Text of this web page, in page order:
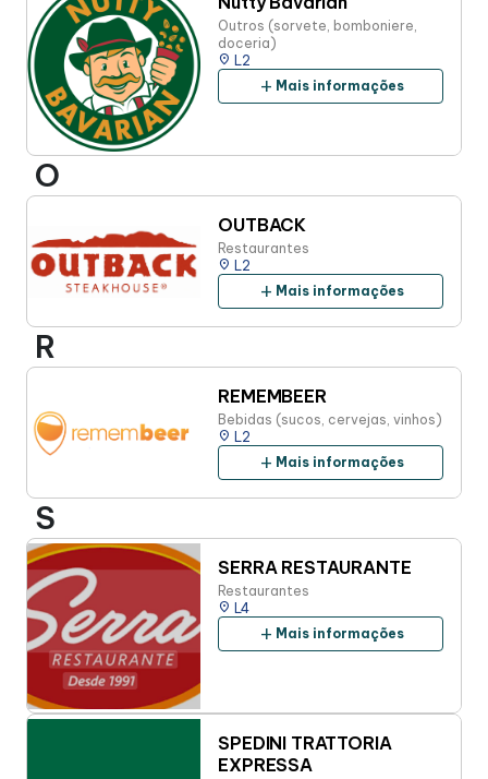
Outros (sorvete, bomboniere,
doceria)
place L2
add Mais informações
O
OUTBACK
Restaurantes
place L2
add Mais informações
R
REMEMBEER
Bebidas (sucos, cervejas, vinhos)
place L2
add Mais informações
S
SERRA RESTAURANTE
Restaurantes
place L4
add Mais informações
SPEDINI TRATTORIA
EXPRESSA